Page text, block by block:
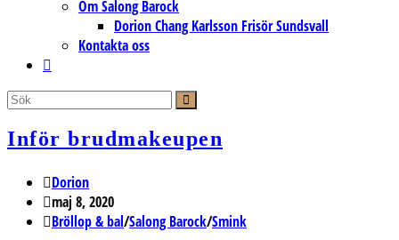
Om Salong Barock
Dorion Chang Karlsson Frisör Sundsvall
Kontakta oss
Slå
Inför brudmakeupen
Inläggsförfattare:
Dorion
Inlägget
publicerat:
maj 8, 2020
Inläggskategori:
Bröllop & bal/Salong Barock/Smink